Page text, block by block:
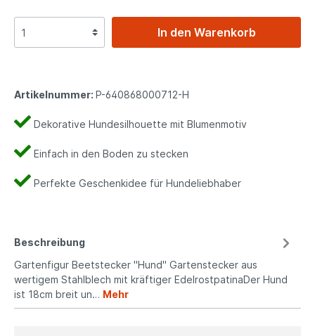
In den Warenkorb
Artikelnummer: P-640868000712-H
Dekorative Hundesilhouette mit Blumenmotiv
Einfach in den Boden zu stecken
Perfekte Geschenkidee für Hundeliebhaber
Beschreibung
Gartenfigur Beetstecker "Hund" Gartenstecker aus
wertigem Stahlblech mit kräftiger EdelrostpatinaDer Hund
ist 18cm breit un… Mehr